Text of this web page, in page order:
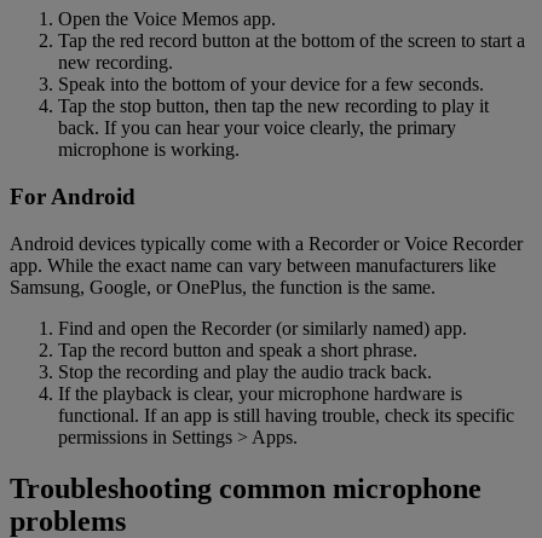
Open the Voice Memos app.
Tap the red record button at the bottom of the screen to start a
new recording.
Speak into the bottom of your device for a few seconds.
Tap the stop button, then tap the new recording to play it
back. If you can hear your voice clearly, the primary
microphone is working.
For Android
Android devices typically come with a Recorder or Voice Recorder
app. While the exact name can vary between manufacturers like
Samsung, Google, or OnePlus, the function is the same.
Find and open the Recorder (or similarly named) app.
Tap the record button and speak a short phrase.
Stop the recording and play the audio track back.
If the playback is clear, your microphone hardware is
functional. If an app is still having trouble, check its specific
permissions in Settings > Apps.
Troubleshooting common microphone
problems